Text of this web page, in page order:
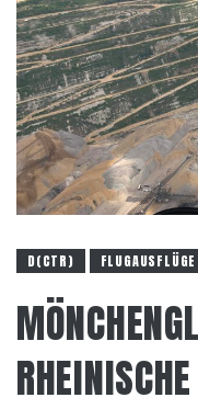
D(CTR) FLUGAUSFLÜGE